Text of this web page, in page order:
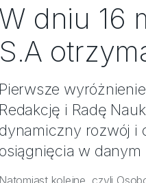
W dniu 16
S.A
Pierwsze
Redakcję i Radę
dynamiczny rozwój i
osiągnięcia w
Natomiast kolejne, czyli